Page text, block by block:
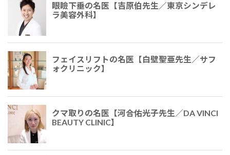
眼瞼下垂の名医【吉原伯​​先生／東京シンデレ
ラ美容外科】
フェイスリフトの名医【白壁聖亜先生／サフ
ォクリニック】
クマ取りの名医【河合佑光子先生／DA VINCI
BEAUTY CLINIC】